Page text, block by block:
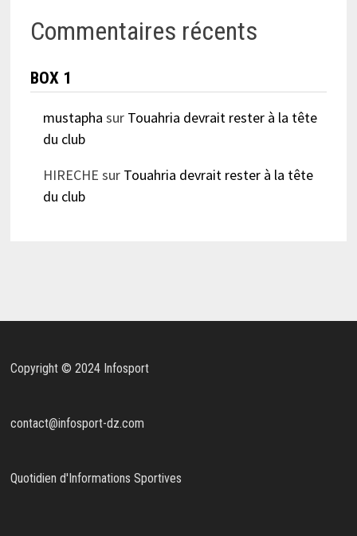
Commentaires récents
BOX 1
mustapha sur Touahria devrait rester à la tête
du club
HIRECHE sur Touahria devrait rester à la tête
du club
Copyright © 2024 Infosport
contact@infosport-dz.com
Quotidien d'Informations Sportives